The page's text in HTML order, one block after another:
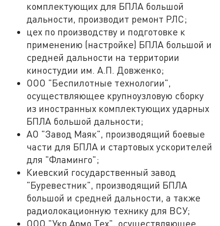
комплектующих для БПЛА большой
дальности, производит ремонт РЛС;
цех по производству и подготовке к
применению (настройке) БПЛА большой и
средней дальности на территории
киностудии им. А.П. Довженко;
ООО "Беспилотные технологии",
осуществляющее крупноузловую сборку
из иностранных комплектующих ударных
БПЛА большой дальности;
АО "Завод Маяк", производящий боевые
части для БПЛА и стартовых ускорителей
для "Фламинго";
Киевский государственный завод
"Буревестник", производящий БПЛА
большой и средней дальности, а также
радиолокационную технику для ВСУ;
ООО "Укр Армо Тех", осуществляющее